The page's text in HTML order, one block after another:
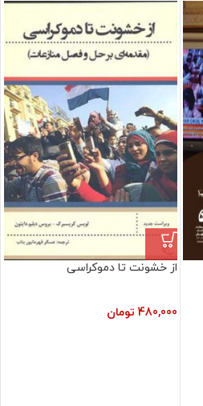
از خشونت تا دموکراسی
480,000 تومان